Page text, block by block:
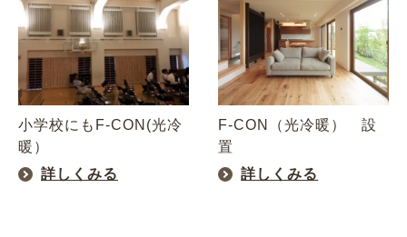
小学校にもF-CON(光冷
暖）
詳しくみる
F-CON（光冷暖） 設
置
詳しくみる